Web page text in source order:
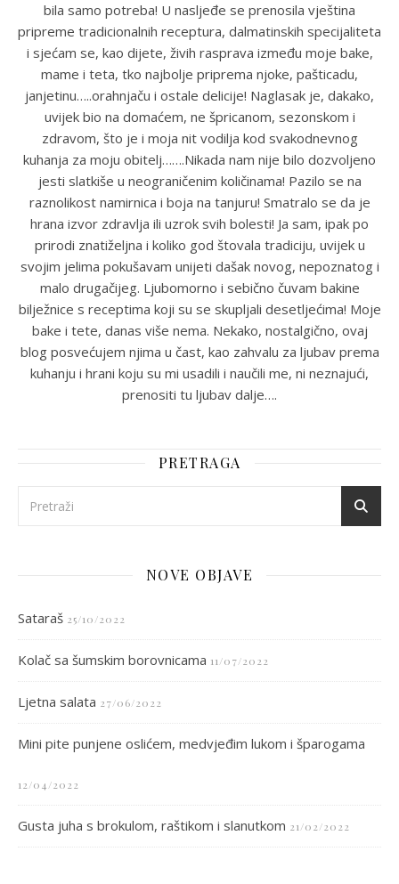
bila samo potreba! U nasljeđe se prenosila vještina
pripreme tradicionalnih receptura, dalmatinskih specijaliteta
i sjećam se, kao dijete, živih rasprava između moje bake,
mame i teta, tko najbolje priprema njoke, pašticadu,
janjetinu…..orahnjaču i ostale delicije! Naglasak je, dakako,
uvijek bio na domaćem, ne špricanom, sezonskom i
zdravom, što je i moja nit vodilja kod svakodnevnog
kuhanja za moju obitelj…….Nikada nam nije bilo dozvoljeno
jesti slatkiše u neograničenim količinama! Pazilo se na
raznolikost namirnica i boja na tanjuru! Smatralo se da je
hrana izvor zdravlja ili uzrok svih bolesti! Ja sam, ipak po
prirodi znatiželjna i koliko god štovala tradiciju, uvijek u
svojim jelima pokušavam unijeti dašak novog, nepoznatog i
malo drugačijeg. Ljubomorno i sebično čuvam bakine
bilježnice s receptima koji su se skupljali desetljećima! Moje
bake i tete, danas više nema. Nekako, nostalgično, ovaj
blog posvećujem njima u čast, kao zahvalu za ljubav prema
kuhanju i hrani koju su mi usadili i naučili me, ni neznajući,
prenositi tu ljubav dalje….
PRETRAGA
NOVE OBJAVE
Sataraš 25/10/2022
Kolač sa šumskim borovnicama 11/07/2022
Ljetna salata 27/06/2022
Mini pite punjene oslićem, medvjeđim lukom i šparogama
12/04/2022
Gusta juha s brokulom, raštikom i slanutkom 21/02/2022